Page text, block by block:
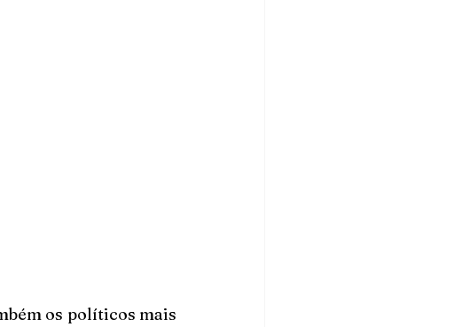
os políticos mais